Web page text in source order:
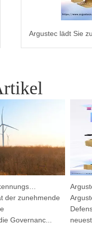
Argustec lädt Sie
Integriertes HP-PRS-Erkennungs- und Verfolgungsgerät: Eine Panoramavision für den Vogelschutz
Argustec
Defense
neuesten